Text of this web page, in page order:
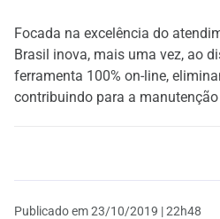
Focada na excelência do
Brasil inova, mais uma vez, ao
ferramenta 100% on-line,
contribuindo para a
Publicado em23/10/2019 | 22h48